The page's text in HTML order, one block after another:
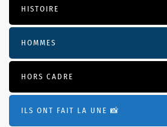
HISTOIRE
HOMMES
HORS CADRE
ILS ONT FAIT LA UNE 📸